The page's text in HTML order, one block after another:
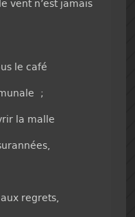
vent n’est jamais
le café
;
la malle
regrets,